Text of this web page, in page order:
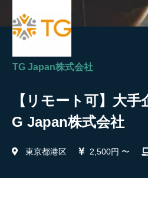
TG Japan株式会社
【リモート可】大
G Japan株式会社
東京都港区 2,500円 〜